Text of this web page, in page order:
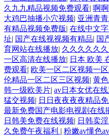
久九九精品视频免费观看| 啊
大鸡巴抽播小穴视频| 亚洲青
有精品视频免费版| 在线中文
址| 国产在线视视频有精品| 国
育网站在线播放| 久久久久久
一区高清在线播放| 日本 欧美
费观看| 欧美一区二区视频一
伦精品一区二区三区视频| 黄
韩一级欧美片| av日本女优在
猛交视频| 日日夜夜夜夜精品
最新免费国产电影电视剧在线
日韩美免费在线视频| 日韩卖
久免费午夜福利 | 粉嫩av懂色